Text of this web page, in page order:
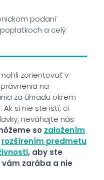
podaní
a celý
zorientovať v
na
za úhradu okrem
si nie ste istí, či
neváhajte nás
so založením
rozšírením predmetu
, aby ste
zarába a nie